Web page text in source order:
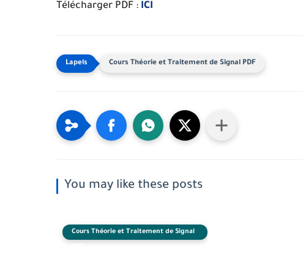
Télécharger PDF : ICI
Cours Théorie et Traitement de Signal PDF
You may like these posts
Cours Théorie et Traitement de Signal